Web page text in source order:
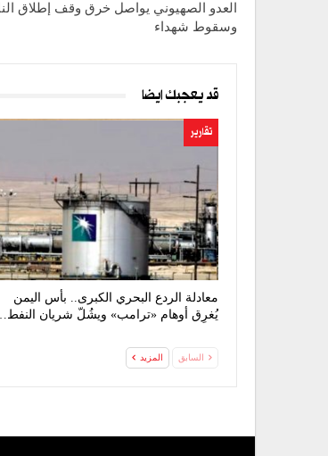
وسقوط شهداء
قد يعجبك ايضا
تقارير
معادلة الردع البحري الكبرى.. بأس اليمن
يُغرِق أوهام «ترامب» ويشُلّ شريان النفط…
السابق المزيد